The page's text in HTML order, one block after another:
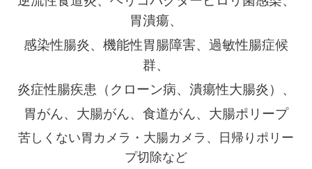
胃潰瘍、
感染性腸炎、機能性胃腸障害、過敏性腸症候
群、
炎症性腸疾患（クローン病、潰瘍性大腸炎）、
胃がん、大腸がん、食道がん、大腸ポリープ
苦しくない胃カメラ・大腸カメラ、日帰りポリー
プ切除など